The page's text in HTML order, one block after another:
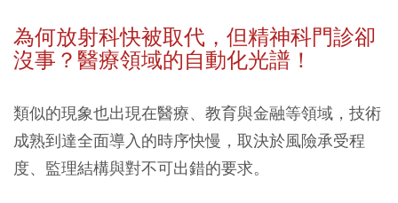
為何放射科快被取代，但精神科門診卻
沒事？醫療領域的自動化光譜！
類似的現象也出現在醫療、教育與金融等領域，技術
成熟到達全面導入的時序快慢，取決於風險承受程
度、監理結構與對不可出錯的要求。